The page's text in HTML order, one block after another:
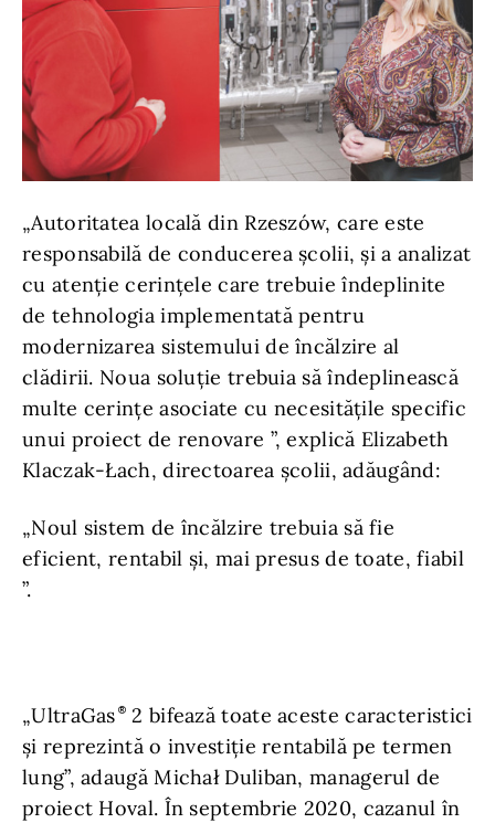
„Autoritatea locală din Rzeszów, care este
responsabilă de conducerea școlii, și a analizat
cu atenție cerințele care trebuie îndeplinite
de tehnologia implementată pentru
modernizarea sistemului de încălzire al
clădirii. Noua soluție trebuia să îndeplinească
multe cerințe asociate cu necesitățile specific
unui proiect de renovare ”, explică Elizabeth
Klaczak-Łach, directoarea școlii, adăugând:
„Noul sistem de încălzire trebuia să fie
eficient, rentabil și, mai presus de toate, fiabil
”.
„UltraGas
2 bifează toate aceste caracteristici
și reprezintă o investiție rentabilă pe termen
lung”, adaugă Michał Duliban, managerul de
proiect Hoval. În septembrie 2020, cazanul în